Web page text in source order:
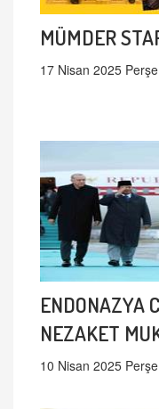
MÜMDER
17 Nisan 2025
ENDONAZYA
NEZAKET
10 Nisan 2025